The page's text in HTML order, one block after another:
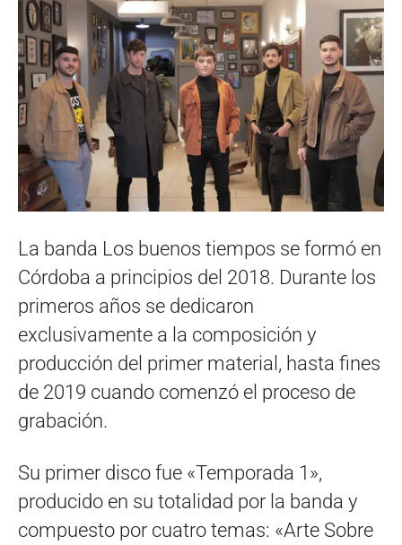
La banda Los buenos tiempos se formó en
Córdoba a principios del 2018. Durante los
primeros años se dedicaron
exclusivamente a la composición y
producción del primer material, hasta fines
de 2019 cuando comenzó el proceso de
grabación.
Su primer disco fue «Temporada 1»,
producido en su totalidad por la banda y
compuesto por cuatro temas: «Arte Sobre